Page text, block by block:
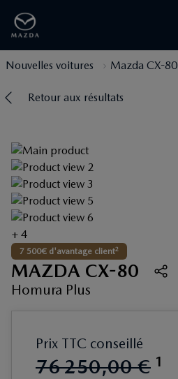
Nouvelles voitures Mazda CX-80
Retour aux résultats
+ 4
7 500€ d'avantage client2
MAZDA CX-80
Homura Plus
Prix TTC conseillé
76250,00 € 1